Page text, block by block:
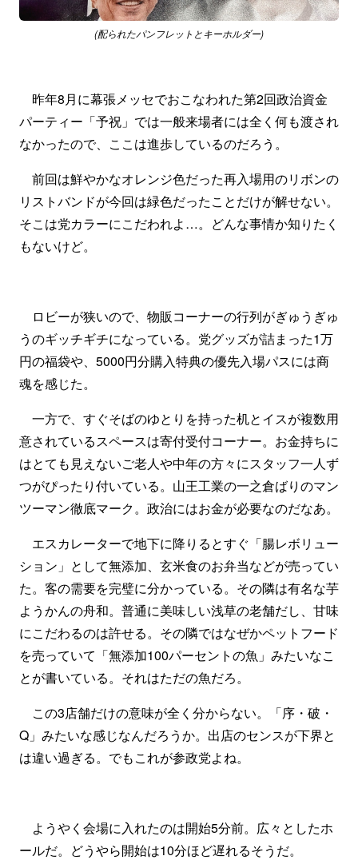
(配られたパンフレットとキーホルダー)
昨年8月に幕張メッセでおこなわれた第2回政治資金
パーティー「予祝」では一般来場者には全く何も渡され
なかったので、ここは進歩しているのだろう。
前回は鮮やかなオレンジ色だった再入場用のリボンの
リストバンドが今回は緑色だったことだけが解せない。
そこは党カラーにこだわれよ…。どんな事情か知りたく
もないけど。
ロビーが狭いので、物販コーナーの行列がぎゅうぎゅ
うのギッチギチになっている。党グッズが詰まった1万
円の福袋や、5000円分購入特典の優先入場パスには商
魂を感じた。
一方で、すぐそばのゆとりを持った机とイスが複数用
意されているスペースは寄付受付コーナー。お金持ちに
はとても見えないご老人や中年の方々にスタッフ一人ず
つがぴったり付いている。山王工業の一之倉ばりのマン
ツーマン徹底マーク。政治にはお金が必要なのだなあ。
エスカレーターで地下に降りるとすぐ「腸レボリュー
ション」として無添加、玄米食のお弁当などが売ってい
た。客の需要を完璧に分かっている。その隣は有名な芋
ようかんの舟和。普通に美味しい浅草の老舗だし、甘味
にこだわるのは許せる。その隣ではなぜかペットフード
を売っていて「無添加100パーセントの魚」みたいなこ
とが書いている。それはただの魚だろ。
この3店舗だけの意味が全く分からない。「序・破・
Q」みたいな感じなんだろうか。出店のセンスが下界と
は違い過ぎる。でもこれが参政党よね。
ようやく会場に入れたのは開始5分前。広々としたホ
ールだ。どうやら開始は10分ほど遅れるそうだ。